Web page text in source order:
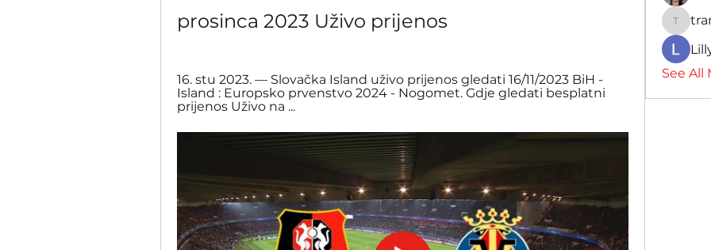
prosinca 2023 Uživo prijenos
16. stu 2023. — Slovačka Island uživo prijenos gledati 16/11/2023 BiH -
Island : Europsko prvenstvo 2024 - Nogomet. Gdje gledati besplatni
prijenos Uživo na ...
See All